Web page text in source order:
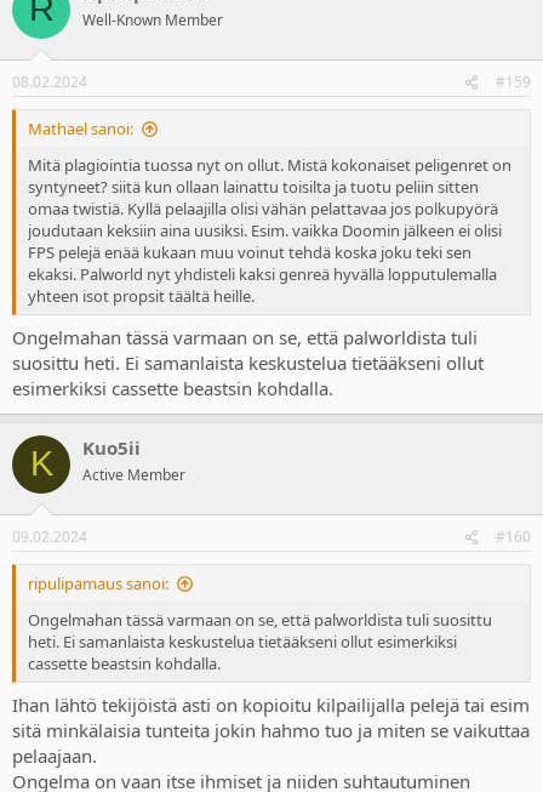
i
n
s
:
R Well-Known Member
08.02.2024 #159
Mathael sanoi:
Mitä plagiointia tuossa nyt on ollut. Mistä kokonaiset peligenret on
syntyneet? siitä kun ollaan lainattu toisilta ja tuotu peliin sitten
omaa twistiä. Kyllä pelaajilla olisi vähän pelattavaa jos polkupyörä
joudutaan keksiin aina uusiksi. Esim. vaikka Doomin jälkeen ei olisi
FPS pelejä enää kukaan muu voinut tehdä koska joku teki sen
ekaksi. Palworld nyt yhdisteli kaksi genreä hyvällä lopputulemalla
yhteen isot propsit täältä heille.
Ongelmahan tässä varmaan on se, että palworldista tuli
suosittu heti. Ei samanlaista keskustelua tietääkseni ollut
esimerkiksi cassette beastsin kohdalla.
K Kuo5ii
Active Member
09.02.2024 #160
ripulipamaus sanoi:
Ongelmahan tässä varmaan on se, että palworldista tuli suosittu
heti. Ei samanlaista keskustelua tietääkseni ollut esimerkiksi
cassette beastsin kohdalla.
Ihan lähtö tekijöistä asti on kopioitu kilpailijalla pelejä tai esim
sitä minkälaisia tunteita jokin hahmo tuo ja miten se vaikuttaa
pelaajaan.
Ongelma on vaan itse ihmiset ja niiden suhtautuminen